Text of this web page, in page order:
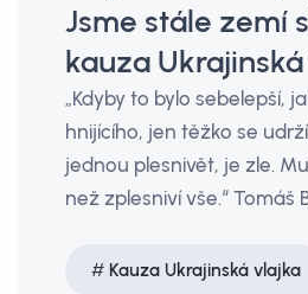
Jsme stále zemí
kauza Ukrajinská
„Kdyby to bylo sebelepší,
hnijícího, jen těžko se
jednou plesnivět, je zle.
než zplesniví vše.“ Tomáš
Kauza Ukrajinská vlajka